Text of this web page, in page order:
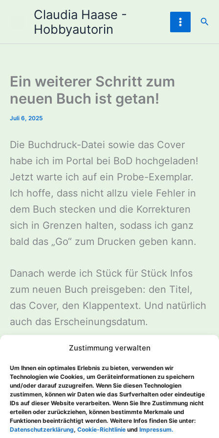
Zustimmung verwalten
Um Ihnen ein optimales Erlebnis zu bieten, verwenden wir
Technologien wie Cookies, um Geräteinformationen zu speichern
und/oder darauf zuzugreifen. Wenn Sie diesen Technologien
zustimmen, können wir Daten wie das Surfverhalten oder eindeutige
IDs auf dieser Website verarbeiten. Wenn Sie Ihre Zustimmung nicht
erteilen oder zurückziehen, können bestimmte Merkmale und
Funktionen beeinträchtigt werden. Weitere Infos finden Sie unter:
Datenschutzerklärung, Cookie-Richtlinie und Impressum.
Claudia Haase -
Hobbyautorin
Ein weiterer Schritt zum
neuen Buch ist getan!
Juli 6, 2025
Die Buchdruck-Datei sowie das Cover
habe ich im Portal bei BoD hochgeladen!
Jetzt warte ich auf ein Probe-Exemplar.
Ich hoffe, dass nicht allzu viele Fehler in
dem Buch stecken und die Korrekturen
sich in Grenzen halten, sodass ich ganz
bald das „Go“ zum Drucken geben kann.
Danach werde ich Stück für Stück Infos
zum neuen Buch preisgeben: den Titel,
das Cover, den Klappentext. Und natürlich
auch das Erscheinungsdatum.
Auch dieses Mal wird der Band wieder als
Paperback und als E-Book erhältlich sein.
ZURÜCK WEITER